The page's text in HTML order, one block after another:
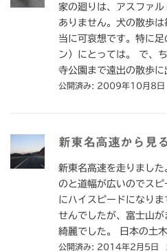
家の廻りは、アスファ
ありません。犬の散歩
当に可哀想です。特に
ン）にとっては。 で、
寺公園まで遠出の散歩
公開済み: 2009年10月8日
新東名高速から見
新東名高速を走りまし
のと道幅が広いのでス
にハイスピードになり
せんでしたが、富士山
綺麗でした。 日本の土
公開済み: 2014年2月5日